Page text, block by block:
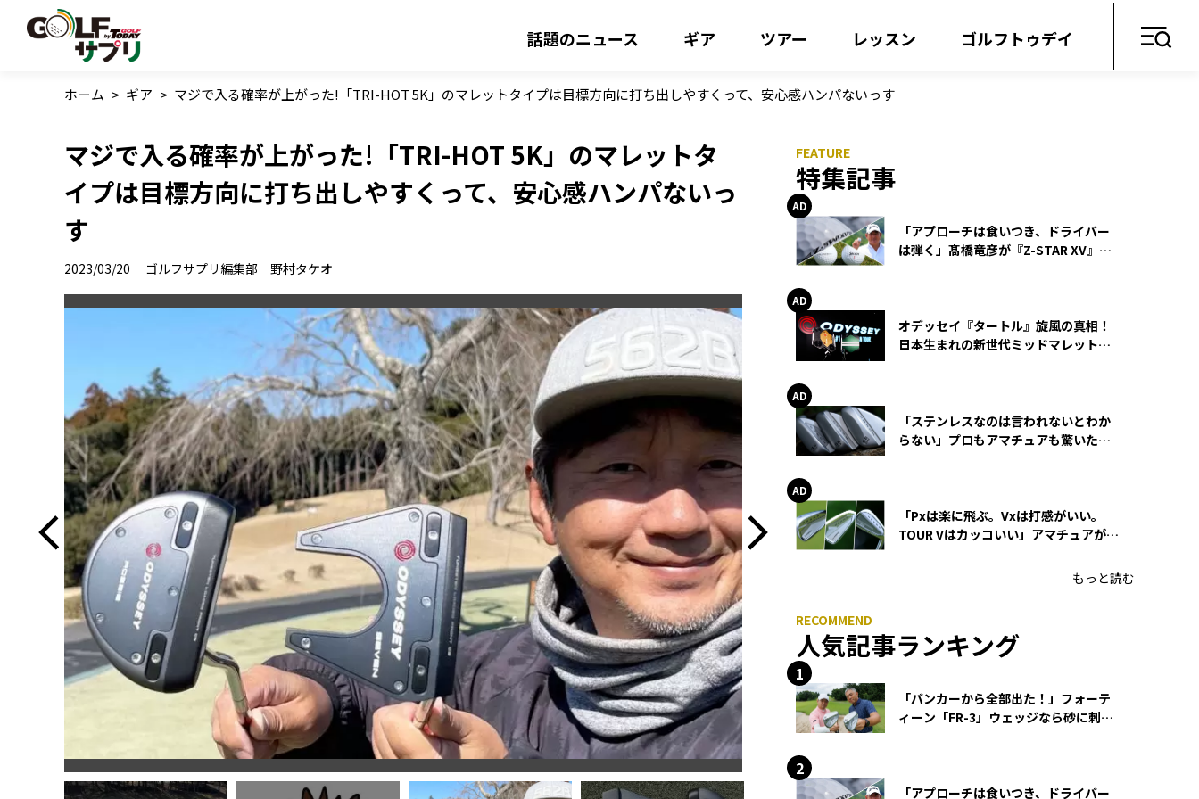
話題のニュース ギア ツアー レッスン ゴルフトゥデイ
ホーム > ギア > マジで入る確率が上がった!「TRI-HOT 5K」のマレットタイプは目標方向に打ち出しやすくって、安心感ハンパないっす
マジで入る確率が上がった!「TRI-HOT 5K」のマレットタ
イプは目標方向に打ち出しやすくって、安心感ハンパないっ
す
2023/03/20 ゴルフサプリ編集部 野村タケオ
特集記事
「アプローチは食いつき、ドライバー
は弾く」髙橋竜彦が『Z-STAR XV』を
オデッセイ『タートル』旋風の真相！
日本生まれの新世代ミッドマレットが
「ステンレスなのは言われないとわか
らない」プロもアマチュアも驚いた
「Pxは楽に飛ぶ。Vxは打感がいい。
TOUR Vはカッコいい」アマチュアが選
もっと読む
人気記事ランキング
「バンカーから全部出た！」フォーテ
ィーン「FR-3」ウェッジなら砂に刺さ
「アプローチは食いつき、ドライバー